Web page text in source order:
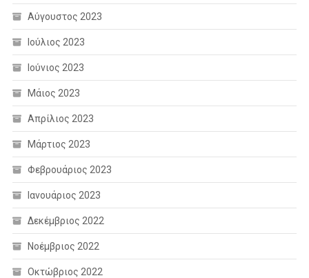
Αύγουστος 2023
Ιούλιος 2023
Ιούνιος 2023
Μάιος 2023
Απρίλιος 2023
Μάρτιος 2023
Φεβρουάριος 2023
Ιανουάριος 2023
Δεκέμβριος 2022
Νοέμβριος 2022
Οκτώβριος 2022